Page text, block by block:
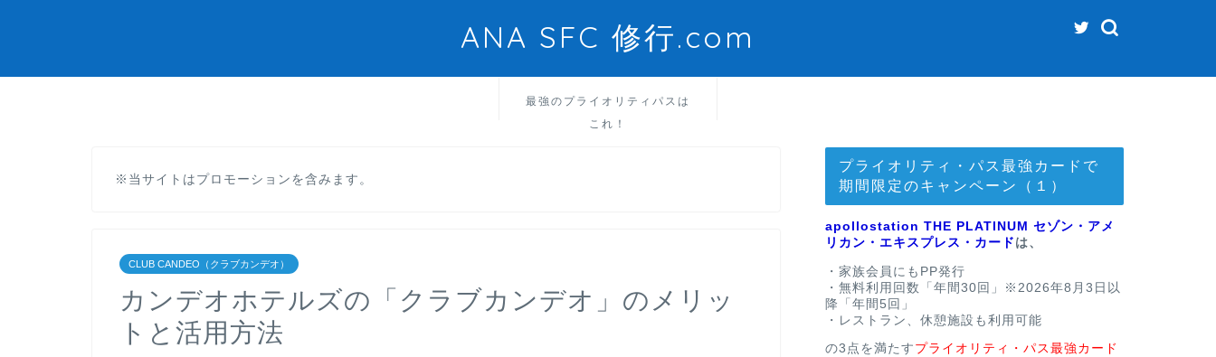
ANA SFC 修行.com
最強のプライオリティパスは
これ！
※当サイトはプロモーションを含みます。
CLUB CANDEO（クラブカンデオ）
カンデオホテルズの「クラブカンデオ」のメリッ
トと活用方法
プライオリティ・パス最強カードで
期間限定のキャンペーン（１）
apollostation THE PLATINUM セゾン・アメ
リカン・エキスプレス・カード は、
・家族会員にもPP発行
・無料利用回数「年間30回」※2026年8月3日以
降「年間5回」
・レストラン、休憩施設も利用可能
の3点を満たす プライオリティ・パス最強カード